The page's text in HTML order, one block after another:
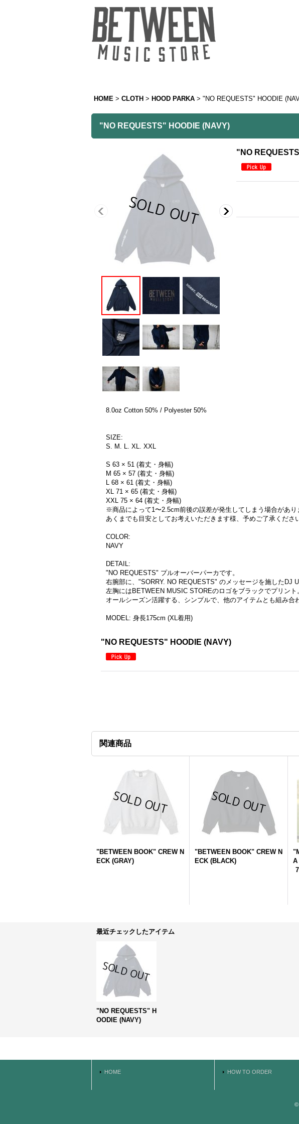
HOME > CLOTH > HOOD PARKA > "NO REQUESTS" HOODIE
"NO REQUESTS" HOODIE (NAVY)
"NO
8.0oz Cotton 50% / Polyester 50%
SIZE:
S. M. L. XL. XXL
S 63 × 51 (着丈・身幅)
M 65 × 57 (着丈・身幅)
L 68 × 61 (着丈・身幅)
XL 71 × 65 (着丈・身幅)
XXL 75 × 64 (着丈・身幅)
※商品によって1〜2.5cm前後の誤差が発生してしまう場合があり
あくまでも目安としてお考えいただきます様、予めご了承くださ
COLOR:
NAVY
DETAIL:
"NO REQUESTS" プルオーバーパーカです。
右腕部に、"SORRY. NO REQUESTS" のメッセージを施したDJ
左胸にはBETWEEN MUSIC STOREのロゴをブラックでプリント
オールシーズン活躍する、シンプルで、他のアイテムとも組み合
MODEL: 身長175cm (XL着用)
"NO REQUESTS" HOODIE (NAVY)
関連商品
"BETWEEN BOOK" CREW N
ECK (GRAY)
"BETWEEN BOOK" CREW N
ECK (BLACK)
A
最近チェックしたアイテム
"NO REQUESTS" H
OODIE (NAVY)
HOME HOW TO ORDER
©